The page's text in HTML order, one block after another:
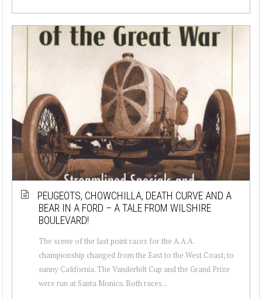
PEUGEOTS, CHOWCHILLA, DEATH CURVE AND A
BEAR IN A FORD – A TALE FROM WILSHIRE
BOULEVARD!
The scene of the last point races for the A.A.A.
championship changed from the East to the West Coast, to
sunny California. The Vanderbilt Cup and the Grand Prize
were run at Santa Monica. Both races...